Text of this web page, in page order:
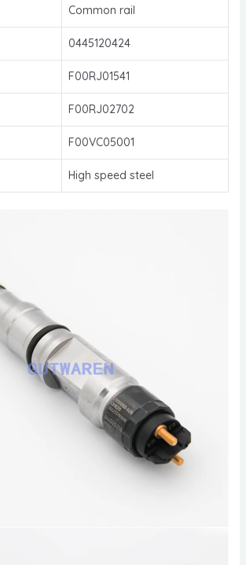
Common rail
0445120424
F00RJ01541
F00RJ02702
F00VC05001
High speed steel